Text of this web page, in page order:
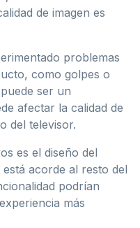
de imagen es
problemas
como golpes o
ser un
afectar la calidad de
del televisor.
es el diseño del
acorde al resto del
podrían
más